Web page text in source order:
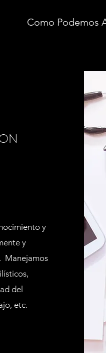
Como Podemos
y
y
Manejamos
del
etc.